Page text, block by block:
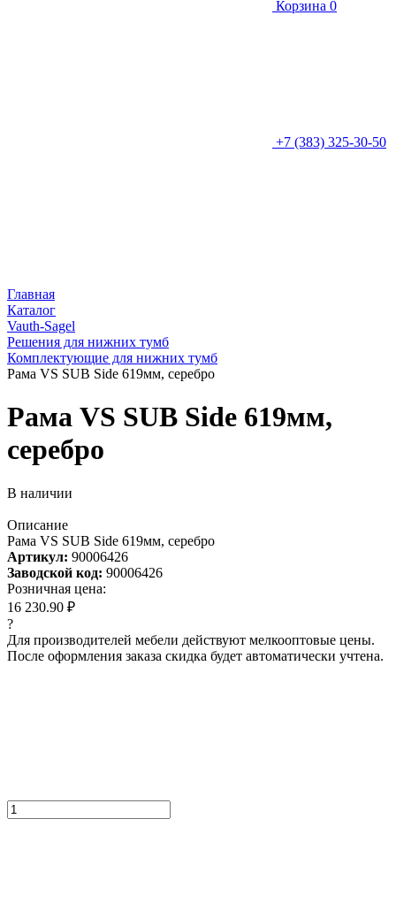
Корзина 0
+7 (383) 325-30-50
Главная
Каталог
Vauth-Sagel
Решения для нижних тумб
Комплектующие для нижних тумб
Рама VS SUB Side 619мм, серебро
Рама VS SUB Side 619мм,
серебро
В наличии
Описание
Рама VS SUB Side 619мм, серебро
Артикул: 90006426
Заводской код: 90006426
Розничная цена:
16 230.90 ₽
?
Для производителей мебели действуют мелкооптовые цены.
После оформления заказа скидка будет автоматически учтена.